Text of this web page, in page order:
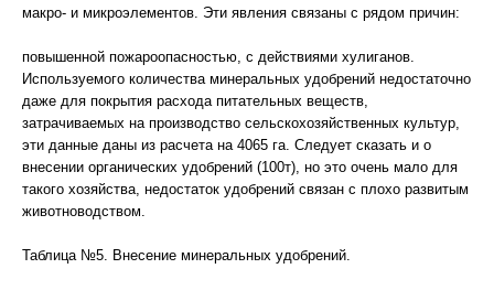
макро- и микроэлементов. Эти явления связаны с рядом причин:
повышенной пожароопасностью, с действиями хулиганов.
Используемого количества минеральных удобрений недостаточно
даже для покрытия расхода питательных веществ,
затрачиваемых на производство сельскохозяйственных культур,
эти данные даны из расчета на 4065 га. Следует сказать и о
внесении органических удобрений (100т), но это очень мало для
такого хозяйства, недостаток удобрений связан с плохо развитым
животноводством.
Таблица №5. Внесение минеральных удобрений.